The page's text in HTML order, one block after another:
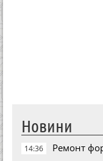
Новини
14:36 Ремонт